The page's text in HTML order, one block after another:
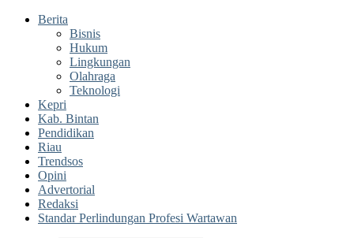
Berita
Bisnis
Hukum
Lingkungan
Olahraga
Teknologi
Kepri
Kab. Bintan
Pendidikan
Riau
Trendsos
Opini
Advertorial
Redaksi
Standar Perlindungan Profesi Wartawan